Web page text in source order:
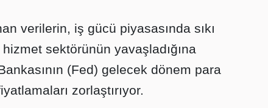
verilerin, iş gücü piyasasında sıkı
sektörünün yavaşladığına
(Fed) gelecek dönem para
zorlaştırıyor.